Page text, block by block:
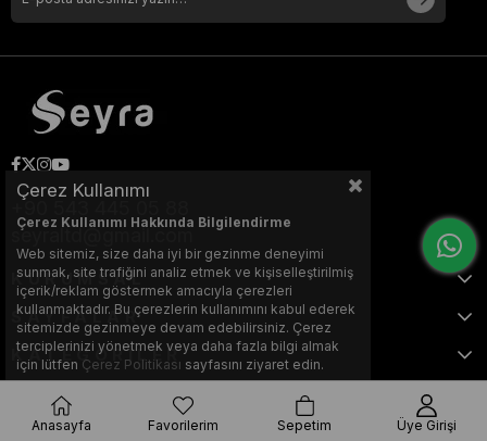
seyraltd@gmail.com
KURUMSAL
SAYFALAR
KATEGORİLER
Bu web sitesi, Nihat KILIÇARSLAN tarafından tasarlanmış ve optimize
Çerez Kullanımı
Çerez Kullanımı Hakkında Bilgilendirme
Web sitemiz, size daha iyi bir gezinme deneyimi
sunmak, site trafiğini analiz etmek ve kişiselleştirilmiş
içerik/reklam göstermek amacıyla çerezleri
kullanmaktadır. Bu çerezlerin kullanımını kabul ederek
sitemizde gezinmeye devam edebilirsiniz. Çerez
terciplerinizi yönetmek veya daha fazla bilgi almak
için lütfen Çerez Politikası sayfasını ziyaret edin.
Anasayfa Favorilerim Sepetim Üye Girişi